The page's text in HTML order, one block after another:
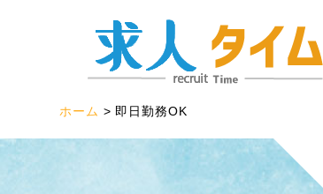
ホーム 即日勤務OK